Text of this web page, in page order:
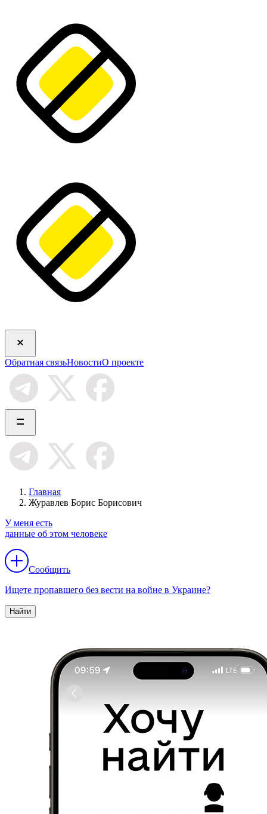
Обратная связьНовостиО проекте
Главная
Журавлев Борис Борисович
У меня есть
данные об этом человеке
Сообщить
Ищете пропавшего без вести на войне в Украине?
Найти